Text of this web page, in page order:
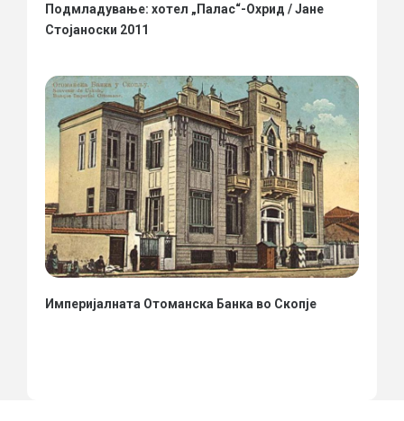
Подмладување: хотел „Палас“-Охрид / Јане
Стојаноски 2011
Империјалната Отоманска Банка во Скопје